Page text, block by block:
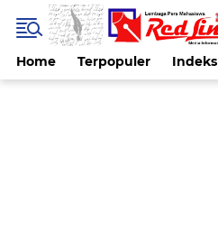
Home Terpopuler Indeks